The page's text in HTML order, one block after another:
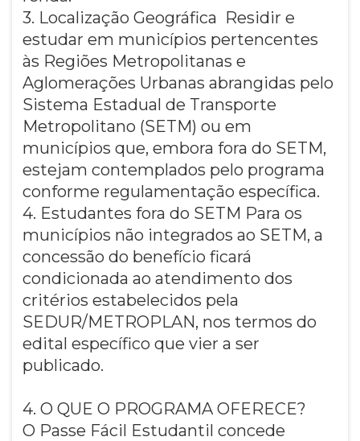
3. Localização Geográfica Residir e
estudar em municípios pertencentes
às Regiões Metropolitanas e
Aglomerações Urbanas abrangidas pelo
Sistema Estadual de Transporte
Metropolitano (SETM) ou em
municípios que, embora fora do SETM,
estejam contemplados pelo programa
conforme regulamentação específica.
4. Estudantes fora do SETM Para os
municípios não integrados ao SETM, a
concessão do benefício ficará
condicionada ao atendimento dos
critérios estabelecidos pela
SEDUR/METROPLAN, nos termos do
edital específico que vier a ser
publicado.
4. O QUE O PROGRAMA OFERECE?
O Passe Fácil Estudantil concede